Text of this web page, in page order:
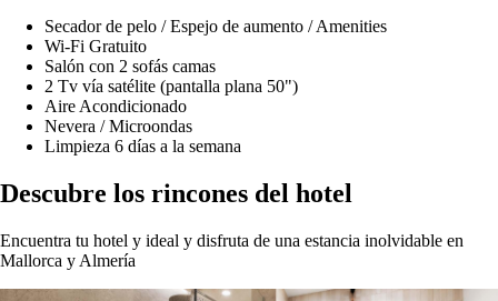
Secador de pelo / Espejo de aumento / Amenities
Wi-Fi Gratuito
Salón con 2 sofás camas
2 Tv vía satélite (pantalla plana 50")
Aire Acondicionado
Nevera / Microondas
Limpieza 6 días a la semana
Descubre los rincones del hotel
Encuentra tu hotel y ideal y disfruta de una estancia inolvidable en
Mallorca y Almería